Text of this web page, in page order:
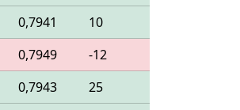
0,7941
10
0,7949
-12
0,7943
25